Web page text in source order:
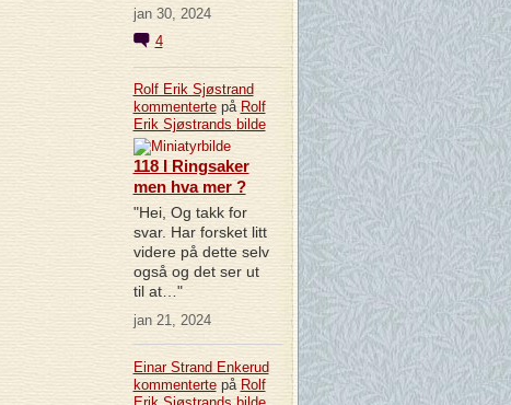
jan 30, 2024
4
Rolf Erik Sjøstrand
kommentertepå Rolf
Erik Sjøstrandsbilde
118 I Ringsaker
men hva mer ?
"Hei, Og takk for
svar. Har forsket litt
videre på dette selv
også og det ser ut
til at…"
jan 21, 2024
Einar Strand Enkerud
kommentertepå Rolf